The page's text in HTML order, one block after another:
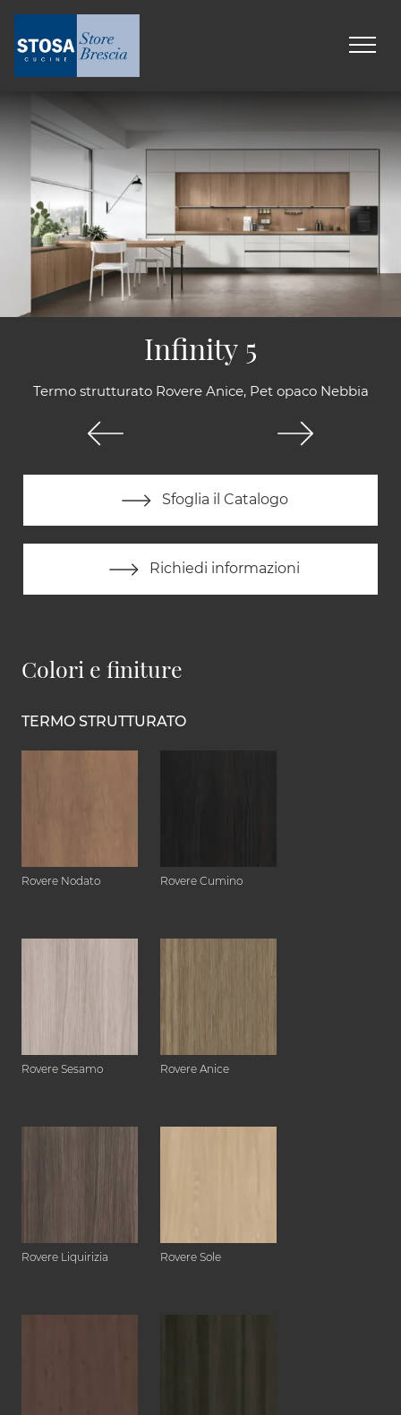
Termo strutturato Rovere Anice, Pet opaco Nebbia
Sfoglia il Catalogo
Richiedi informazioni
Infinity 5
Colori e finiture
TERMO STRUTTURATO
Rovere Nodato Rovere Cumino
Rovere Sesamo Rovere Anice
Rovere Liquirizia Rovere Sole